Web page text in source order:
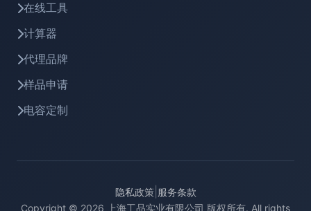
在线工具
计算器
代理品牌
样品申请
电容定制
隐私政策| 服务条款
Copyright © 2026 上海工品实业有限公司 版权所有. All rights